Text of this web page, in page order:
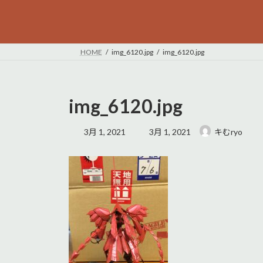
HOME img_6120.jpg img_6120.jpg
img_6120.jpg
3月 1, 2021
最
新
日
時
3月 1, 2021 キむryo